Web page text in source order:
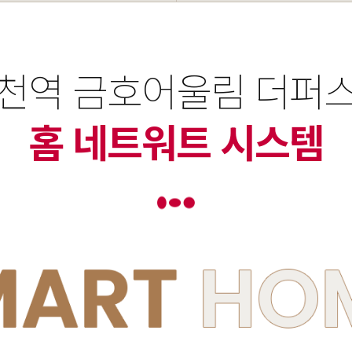
역 금호어울림 더퍼
홈 네트워트 시스템